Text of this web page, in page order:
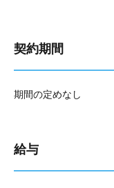
契約期間
期間の定めなし
給与